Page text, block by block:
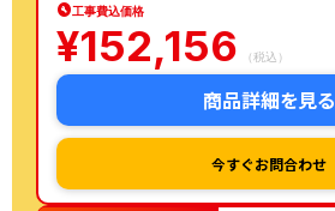
工事費込価格
¥152,156 （税込）
商品詳細を見る
今すぐお問合わせ